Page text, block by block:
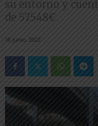
su entorno y
de 57.548€
10 junio, 2022